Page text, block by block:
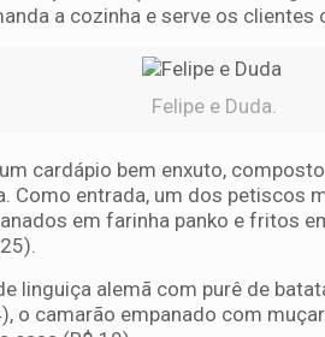
a cozinha e serve os
Felipe e Duda.
cardápio bem enxuto,
Como entrada, um dos petiscos
em farinha panko e fritos
linguiça alemã com purê de
o camarão empanado com